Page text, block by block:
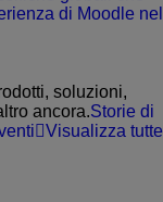
di Moodle nel
soluzioni,
ancora.Storie di
Visualizza tutte